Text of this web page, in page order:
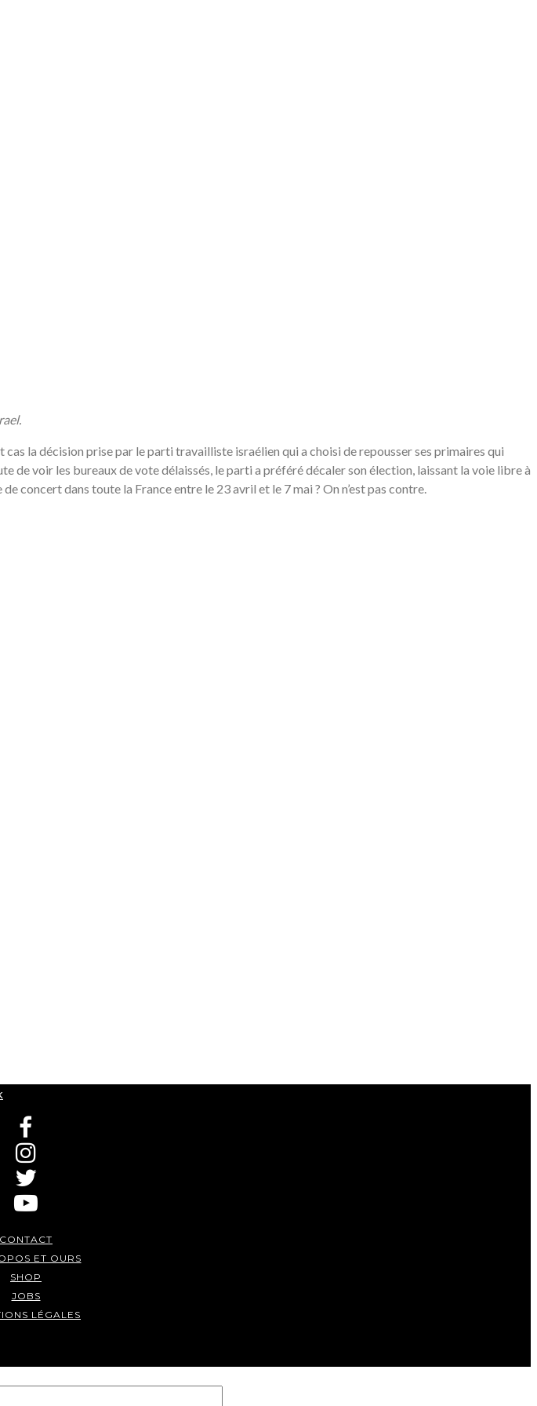
la décision prise par le parti travailliste israélien qui a choisi de repousser ses primaires qui
de voir les bureaux de vote délaissés, le parti a préféré décaler son élection, laissant la voie libre à
concert dans toute la France entre le 23 avril et le 7 mai ? On n’est pas contre.
CONTACT
ET OURS
SHOP
JOBS
LÉGALES